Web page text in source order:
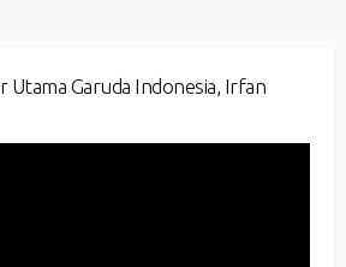
Garuda Indonesia, Irfan